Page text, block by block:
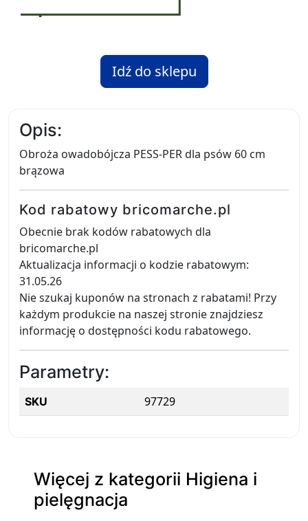
Idź do sklepu
Opis:
Obroża owadobójcza PESS-PER dla psów 60 cm
brązowa
Kod rabatowy bricomarche.pl
Obecnie brak kodów rabatowych dla
bricomarche.pl
Aktualizacja informacji o kodzie rabatowym:
31.05.26
Nie szukaj kuponów na stronach z rabatami! Przy
każdym produkcie na naszej stronie znajdziesz
informację o dostępności kodu rabatowego.
Parametry:
SKU 97729
Więcej z kategorii Higiena i
pielęgnacja